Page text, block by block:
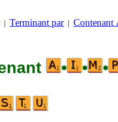
| Terminant par| Contenant
• • •